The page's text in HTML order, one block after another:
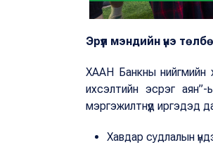
Эрүүл мэндийн үнэ
ХААН Банкны нийгмийн
ихсэлтийн эсрэг аян”-
мэргэжилтнүүд иргэдэд
Хавдар судлалын